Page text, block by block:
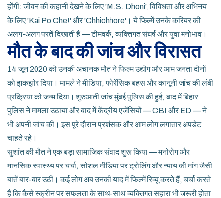
होंगी: जीवन की कहानी देखने के लिए 'M.S. Dhoni', विविधता और अभिनय
के लिए 'Kai Po Che!' और 'Chhichhore'। ये फिल्में उनके करियर की
अलग-अलग परतें दिखाती हैं — टीमवर्क, व्यक्तिगत संघर्ष और युवा मनोभाव।
मौत के बाद की जांच और विरासत
14 जून 2020 को उनकी अचानक मौत ने फिल्म उद्योग और आम जनता दोनों
को झकझोर दिया। मामले ने मीडिया, फोरेंसिक बहस और कानूनी जांच की लंबी
प्रक्रिया को जन्म दिया। शुरुआती जांच मुंबई पुलिस की हुई, बाद में बिहार
पुलिस ने मामला उठाया और बाद में केंद्रीय एजेंसियों — CBI और ED — ने
भी अपनी जांच की। इस पूरे दौरान प्रशंसक और आम लोग लगातार अपडेट
चाहते रहे।
सुशांत की मौत ने एक बड़ा सामाजिक संवाद शुरू किया — मनोरोग और
मानसिक स्वास्थ्य पर चर्चा, सोशल मीडिया पर ट्रोलिंग और न्याय की मांग जैसी
बातें बार-बार उठीं। कई लोग अब उनकी याद में फिल्में रिव्यू करते हैं, चर्चा करते
हैं कि कैसे स्क्रीन पर सफलता के साथ-साथ व्यक्तिगत सहारा भी जरूरी होता